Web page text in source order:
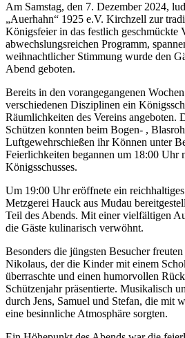
Am Samstag, den 7. Dezember 2024,
„Auerhahn“ 1925 e.V. Kirchzell zur
Königsfeier in das festlich geschmückte
abwechslungsreichen Programm,
weihnachtlicher Stimmung wurde den
Abend geboten.
Bereits in den vorangegangenen
verschiedenen Disziplinen ein
Räumlichkeiten des Vereins angeboten.
Schützen konnten beim Bogen- ,
Luftgewehrschießen ihr Können unter
Feierlichkeiten begannen um 18:00 Uhr
Königsschusses.
Um 19:00 Uhr eröffnete ein
Metzgerei Hauck aus Mudau
Teil des Abends. Mit einer vielfältigen
die Gäste kulinarisch verwöhnt.
Besonders die jüngsten Besucher
Nikolaus, der die Kinder mit einem
überraschte und einen humorvollen
Schützenjahr präsentierte. Musikalisch
durch Jens, Samuel und Stefan, die mit
eine besinnliche Atmosphäre sorgten.